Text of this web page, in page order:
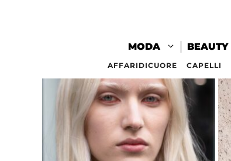
MODA BEAUTY
AFFARIDICUORE CAPELLI